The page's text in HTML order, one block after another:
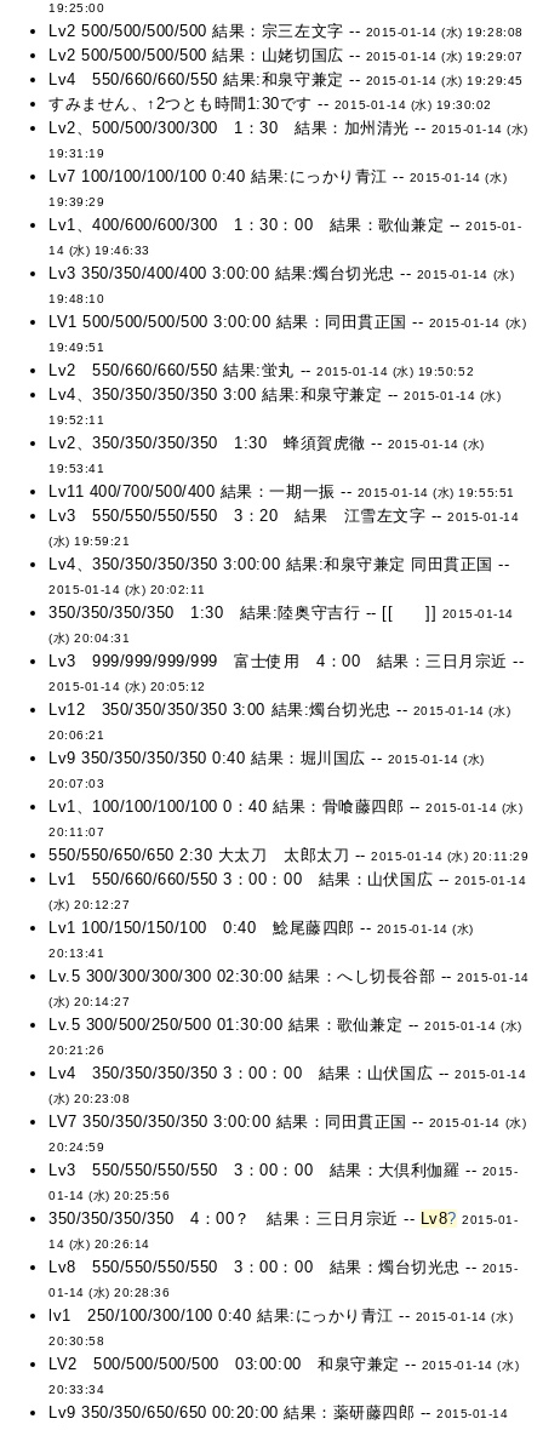
19:25:00
Lv2 500/500/500/500 結果：宗三左文字 -- 2015-01-14 (水) 19:28:08
Lv2 500/500/500/500 結果：山姥切国広 -- 2015-01-14 (水) 19:29:07
Lv4 550/660/660/550 結果:和泉守兼定 -- 2015-01-14 (水) 19:29:45
すみません、↑2つとも時間1:30です -- 2015-01-14 (水) 19:30:02
Lv2、500/500/300/300 1：30 結果：加州清光 -- 2015-01-14 (水)
19:31:19
Lv7 100/100/100/100 0:40 結果:にっかり青江 -- 2015-01-14 (水)
19:39:29
Lv1、400/600/600/300 1：30：00 結果：歌仙兼定 --2015-01-
14 (水) 19:46:33
Lv3 350/350/400/400 3:00:00 結果:燭台切光忠 -- 2015-01-14 (水)
19:48:10
LV1 500/500/500/500 3:00:00 結果：同田貫正国 -- 2015-01-14 (水)
19:49:51
Lv2 550/660/660/550 結果:蛍丸 --2015-01-14 (水) 19:50:52
Lv4、350/350/350/350 3:00 結果:和泉守兼定 --2015-01-14 (水)
19:52:11
Lv2、350/350/350/350 1:30 蜂須賀虎徹 -- 2015-01-14 (水)
19:53:41
Lv11 400/700/500/400 結果：一期一振 -- 2015-01-14 (水) 19:55:51
Lv3 550/550/550/550 3：20 結果 江雪左文字 --2015-01-14
(水) 19:59:21
Lv4、350/350/350/350 3:00:00 結果:和泉守兼定 同田貫正国 --
2015-01-14 (水) 20:02:11
350/350/350/350 1:30 結果:陸奥守吉行 -- [[ ]]
2015-01-14
(水) 20:04:31
Lv3 999/999/999/999 富士使用 4：00 結果：三日月宗近 --
2015-01-14 (水) 20:05:12
Lv12 350/350/350/350 3:00 結果:燭台切光忠 -- 2015-01-14 (水)
20:06:21
Lv9 350/350/350/350 0:40 結果：堀川国広 -- 2015-01-14 (水)
20:07:03
Lv1、100/100/100/100 0：40 結果：骨喰藤四郎 --2015-01-14 (水)
20:11:07
550/550/650/650 2:30 大太刀 太郎太刀 --2015-01-14 (水) 20:11:29
Lv1 550/660/660/550 3：00：00 結果：山伏国広 --2015-01-14
(水) 20:12:27
Lv1 100/150/150/100 0:40 鯰尾藤四郎 -- 2015-01-14 (水)
20:13:41
Lv.5 300/300/300/300 02:30:00 結果：へし切長谷部 --2015-01-14
(水) 20:14:27
Lv.5 300/500/250/500 01:30:00 結果：歌仙兼定 --2015-01-14 (水)
20:21:26
Lv4 350/350/350/350 3：00：00 結果：山伏国広 --2015-01-14
(水) 20:23:08
LV7 350/350/350/350 3:00:00 結果：同田貫正国 -- 2015-01-14 (水)
20:24:59
Lv3 550/550/550/550 3：00：00 結果：大倶利伽羅 -- 2015-
01-14 (水) 20:25:56
350/350/350/350 4：00？ 結果：三日月宗近 -- Lv8? 2015-01-
14 (水) 20:26:14
Lv8 550/550/550/550 3：00：00 結果：燭台切光忠 -- 2015-
01-14 (水) 20:28:36
lv1 250/100/300/100 0:40 結果:にっかり青江 -- 2015-01-14 (水)
20:30:58
LV2 500/500/500/500 03:00:00 和泉守兼定 -- 2015-01-14 (水)
20:33:34
Lv9 350/350/650/650 00:20:00 結果：薬研藤四郎 --2015-01-14